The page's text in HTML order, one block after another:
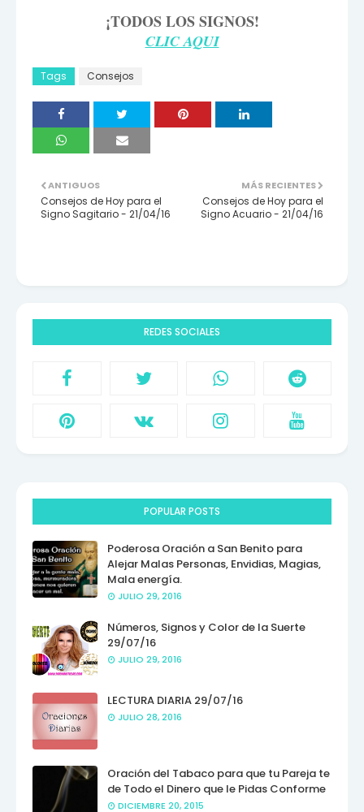
¡TODOS LOS SIGNOS!
CLIC AQUI
Tags Consejos
MÁS RECIENTES
Consejos de Hoy para el
Signo Acuario - 21/04/16
ANTIGUOS
Consejos de Hoy para el
Signo Sagitario - 21/04/16
REDES SOCIALES
POPULAR POSTS
Poderosa Oración a San Benito para
Alejar Malas Personas, Envidias, Magias,
Mala energía.
JULIO 29, 2016
Números, Signos y Color de la Suerte
29/07/16
JULIO 29, 2016
LECTURA DIARIA 29/07/16
JULIO 28, 2016
Oración del Tabaco para que tu Pareja te
de Todo el Dinero que le Pidas Conforme
DICIEMBRE 20, 2015